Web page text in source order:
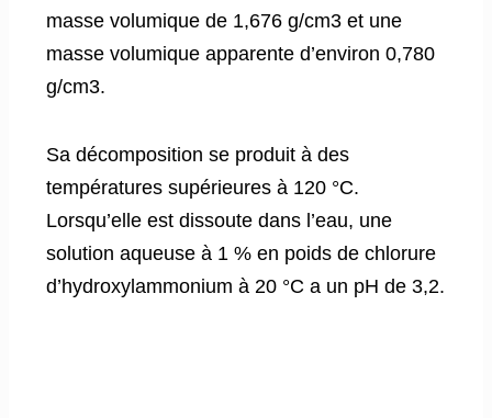
masse volumique de 1,676 g/cm3 et une
masse volumique apparente d’environ 0,780
g/cm3.
Sa décomposition se produit à des
températures supérieures à 120 °C.
Lorsqu’elle est dissoute dans l’eau, une
solution aqueuse à 1 % en poids de chlorure
d’hydroxylammonium à 20 °C a un pH de 3,2.